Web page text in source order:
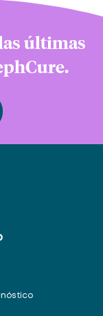
últimas